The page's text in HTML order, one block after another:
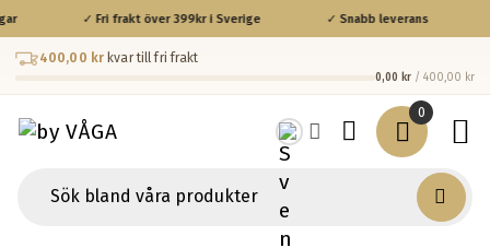
✓ Fri frakt över 399kr i Sverige ✓ Snabb leverans
400,00 kr kvar till fri frakt
0,00 kr / 400,00 kr
0